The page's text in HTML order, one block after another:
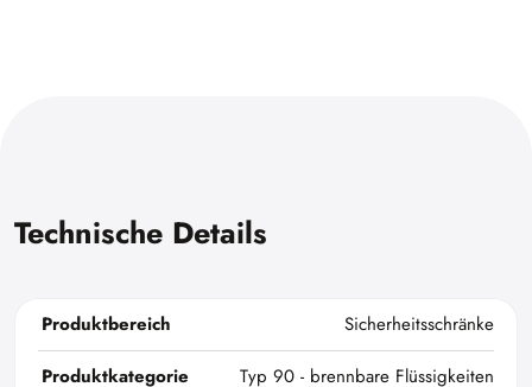
Technische Details
Produktbereich
Sicherheitsschränke
Produktkategorie
Typ 90 - brennbare Flüssigkeiten